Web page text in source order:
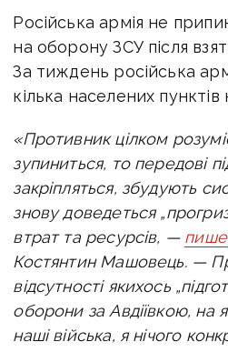
Російська армія не
на оборону ЗСУ після
За тиждень російська
кілька населених
«Противник цілком
зупиниться, то передові
закріпляться, збудують
знову доведеться
втрат та ресурсів, — пише
Костянтин Машовець. —
відсутності якихось
оборони за Авдіївкою, на
наші війська, я нічого